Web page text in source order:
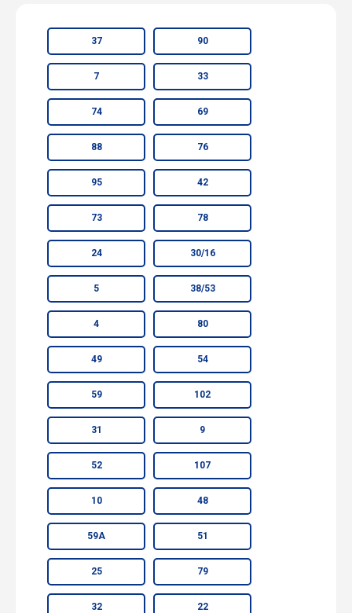
37 90
7 33
74 69
88 76
95 42
73 78
24 30/16
5 38/53
4 80
49 54
59 102
31 9
52 107
10 48
59А 51
25 79
32 22